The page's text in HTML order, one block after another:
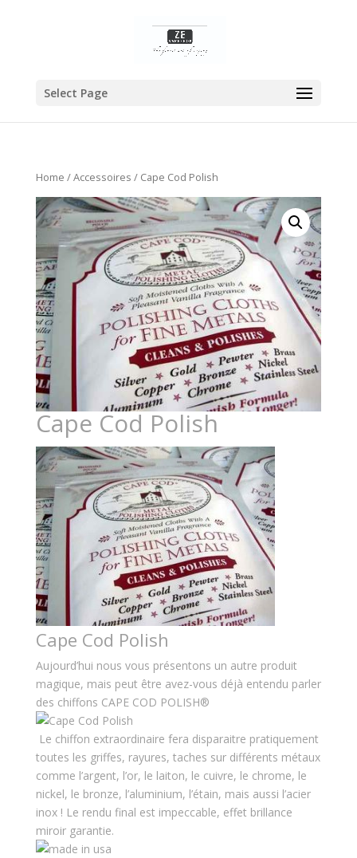
Select Page
Home /Accessoires / Cape Cod Polish
Cape Cod Polish
Cape Cod Polish
Aujourd’hui nous vous présentons un autre produit
magique, mais peut être avez-vous déjà entendu parler
des chiffons CAPE COD POLISH®
Le chiffon extraordinaire fera disparaitre pratiquement
toutes les griffes, rayures, taches sur différents métaux
comme l’argent, l’or, le laiton, le cuivre, le chrome, le
nickel, le bronze, l’aluminium, l’étain, mais aussi l’acier
inox ! Le rendu final est impeccable, effet brillance
miroir garantie.